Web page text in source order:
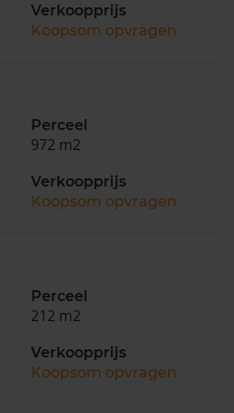
Verkoopprijs
Koopsom opvragen
Perceel
972 m2
Verkoopprijs
Koopsom opvragen
Perceel
212 m2
Verkoopprijs
Koopsom opvragen